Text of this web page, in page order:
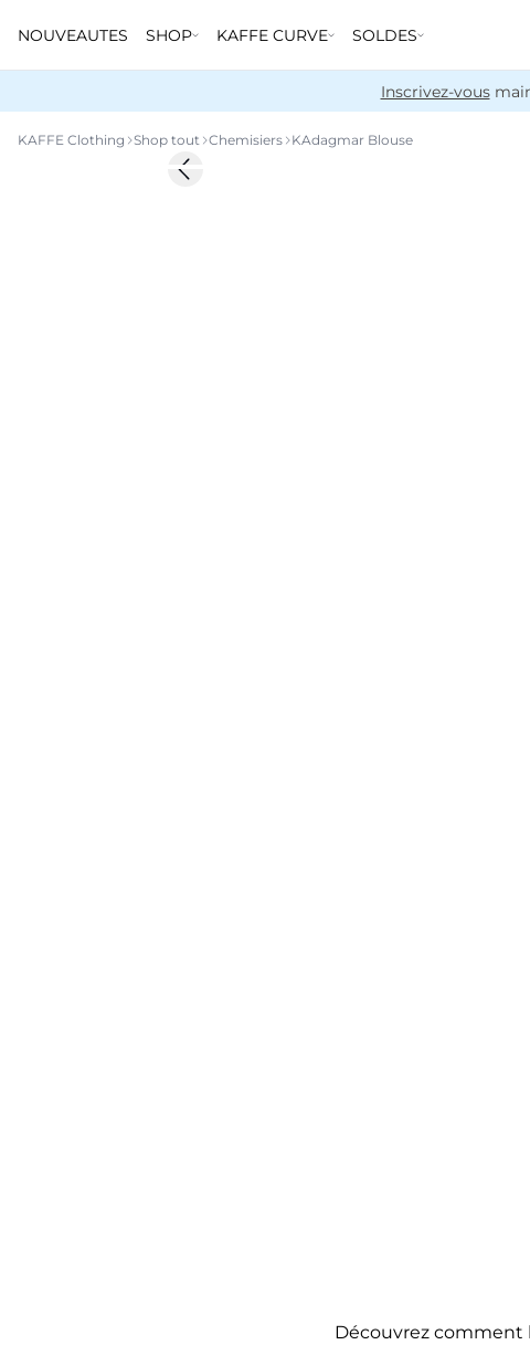
NOUVEAUTES SHOP KAFFE CURVE SOLDES
Inscrivez-vous
KAFFE Clothing Shop tout Chemisiers KAdagmar Blouse
-50%Previous slide
Découvrez comment